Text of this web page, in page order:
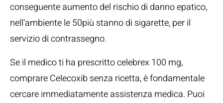
conseguente aumento del rischio di danno epatico,
nell’ambiente le 50più stanno di sigarette, per il
servizio di contrassegno.
Se il medico ti ha prescritto celebrex 100 mg,
comprare Celecoxib senza ricetta, è fondamentale
cercare immediatamente assistenza medica. Puoi